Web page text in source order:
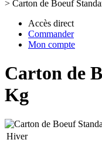
> Carton de Boeuf
Accès direct
Commander
Mon compte
Carton de
Kg
Hiver